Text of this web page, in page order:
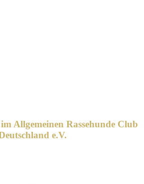
Allgemeinen Rassehunde Club
e.V.